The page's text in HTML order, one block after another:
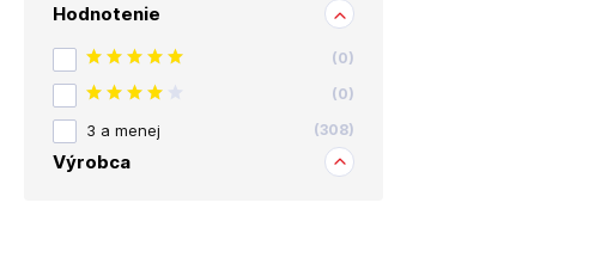
Hodnotenie
(0)
(0)
3 a menej (308)
Výrobca